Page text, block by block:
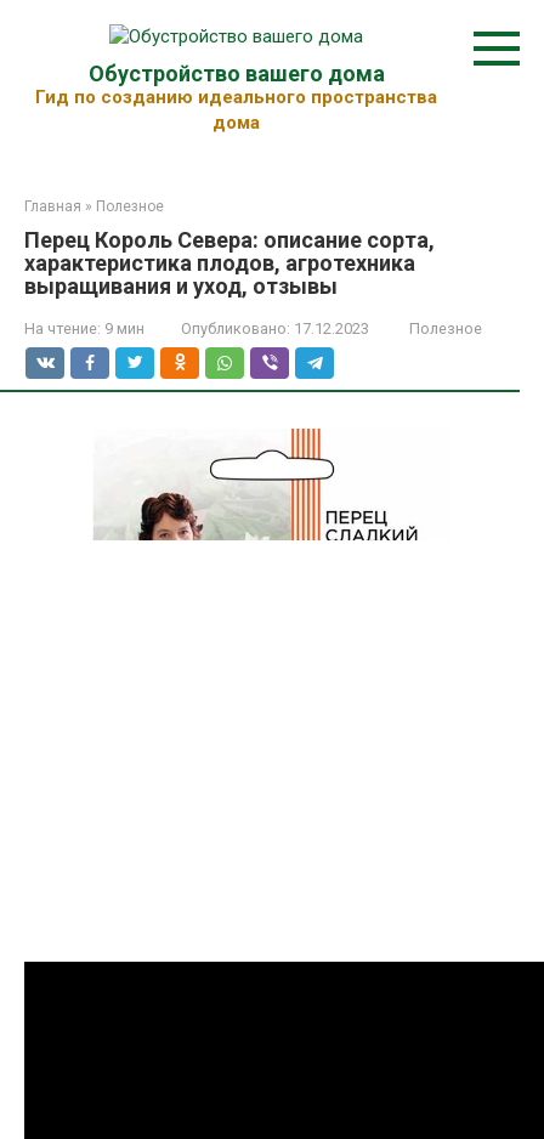
Обустройство вашего дома
Гид по созданию идеального пространства
дома
Главная » Полезное
Перец Король Севера: описание сорта,
характеристика плодов, агротехника
выращивания и уход, отзывы
На чтение: 9 мин Опубликовано: 17.12.2023 Полезное